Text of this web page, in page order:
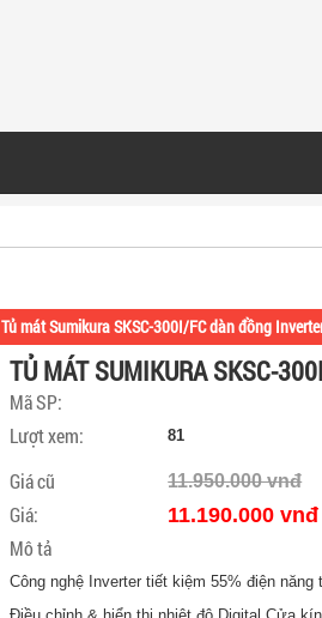
Tủ mát Sumikura SKSC-300I/FC dàn đồng
TỦ MÁT SUMIKURA SKSC-
Mã SP:
Lượt xem:
81
Giá cũ 11.950.000 vnđ
Giá: 11.190.000 vnđ
Mô tả
Công nghệ Inverter tiết kiệm 55% điện